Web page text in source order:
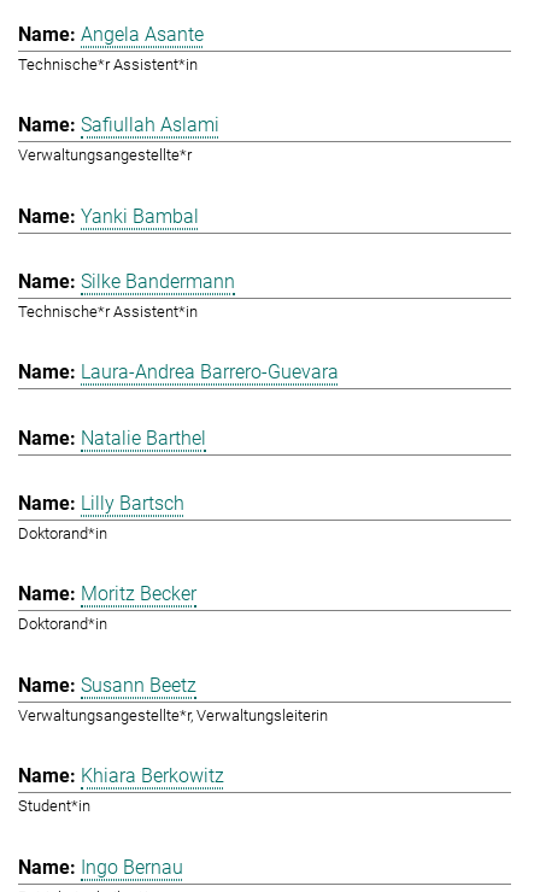
Angela Asante
Technische*r Assistent*in
Safiullah Aslami
Verwaltungsangestellte*r
Yanki Bambal
Silke Bandermann
Technische*r Assistent*in
Laura-Andrea Barrero-Guevara
Natalie Barthel
Lilly Bartsch
Doktorand*in
Moritz Becker
Doktorand*in
Susann Beetz
Verwaltungsangestellte*r, Verwaltungsleiterin
Khiara Berkowitz
Student*in
Ingo Bernau